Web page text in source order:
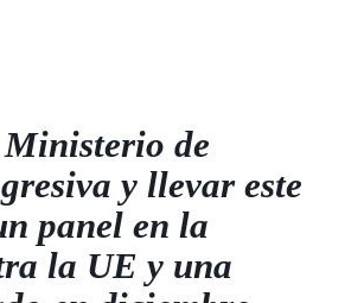
Ministerio de
y llevar este
panel en la
la UE y una